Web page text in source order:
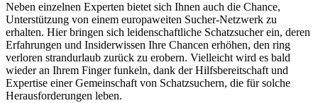
Neben einzelnen Experten bietet sich Ihnen auch die Chance,
Unterstützung von einem europaweiten Sucher-Netzwerk zu
erhalten. Hier bringen sich leidenschaftliche Schatzsucher ein, deren
Erfahrungen und Insiderwissen Ihre Chancen erhöhen, den ring
verloren strandurlaub zurück zu erobern. Vielleicht wird es bald
wieder an Ihrem Finger funkeln, dank der Hilfsbereitschaft und
Expertise einer Gemeinschaft von Schatzsuchern, die für solche
Herausforderungen leben.